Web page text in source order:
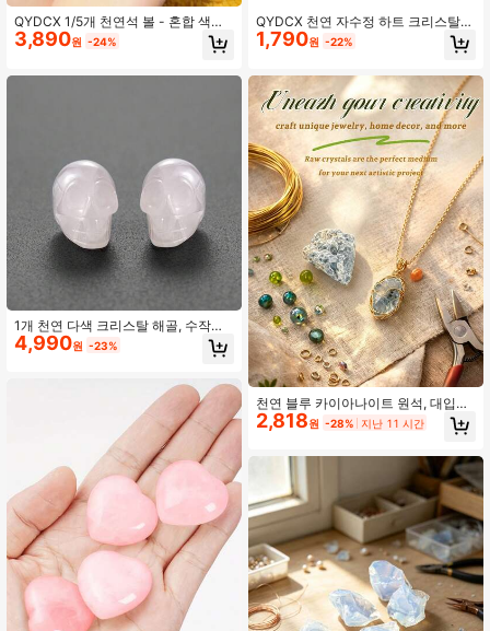
QYDCX 1/5개 천연석 볼 - 혼합 색상
매끄러운 보석 볼, 화병 필러, 수족관
장식, 젠 가든, DIY 공예, 보석 제작, 책
3,890원 -24%
1개 천연 다색 크리스탈 해골, 수작업
조각 힐링 스톤, 에너지 균형, 할로윈
고딕 장식, 명상 & 수집품
4,990원 -23%
QYDCX 천연 자수정 하트 크리스탈
스톤, 퍼플 포켓 팜 러브 스톤 벌크 세
트, 레이키 밸런싱 명상용, 발렌타인데
1,790원 -22%
천연 블루 카이아나이트 원석, 대입자
아로마테라피 탈자 광물
2,818원 -28% 지난 11 시간